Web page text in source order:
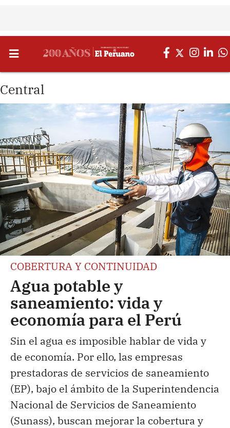
Central
COBERTURA Y CONTINUIDAD
Agua potable y
saneamiento: vida y
economía para el Perú
Sin el agua es imposible hablar de vida y
de economía. Por ello, las empresas
prestadoras de servicios de saneamiento
(EP), bajo el ámbito de la Superintendencia
Nacional de Servicios de Saneamiento
(Sunass), buscan mejorar la cobertura y